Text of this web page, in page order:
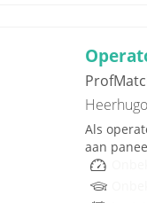
Als
aan